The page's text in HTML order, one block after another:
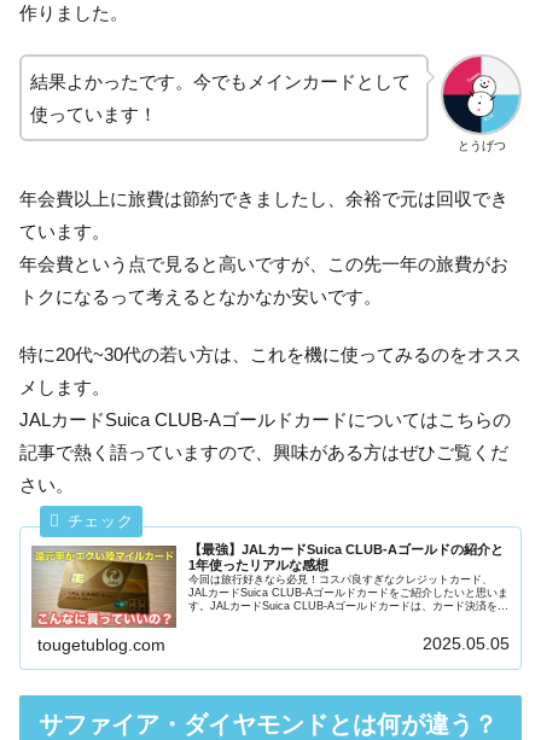
作りました。
とうげつ
結果よかったです。今でもメインカードとして
使っています！
年会費以上に旅費は節約できましたし、余裕で元は回収でき
ています。
年会費という点で見ると高いですが、この先一年の旅費がお
トクになるって考えるとなかなか安いです。
特に20代~30代の若い方は、これを機に使ってみるのをオスス
メします。
JALカードSuica CLUB-Aゴールドカードについてはこちらの
記事で熱く語っていますので、興味がある方はぜひご覧くだ
さい。
【最強】JALカードSuica CLUB-Aゴールドの紹介と
1年使ったリアルな感想
今回は旅行好きなら必見！コスパ良すぎなクレジットカード、
JALカードSuica CLUB-Aゴールドカードをご紹介したいと思いま
す。JALカードSuica CLUB-Aゴールドカードは、カード決済をす
tougetublog.com 2025.05.05
サファイア・ダイヤモンドとは何が違う？